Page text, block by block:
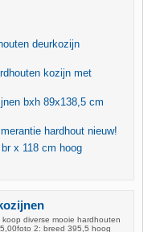
deurkozijn
kozijn met
bxh 89x138,5 cm
hardhout nieuw!
x 118 cm hoog
diverse mooie hardhouten
2: breed 395,5 hoog